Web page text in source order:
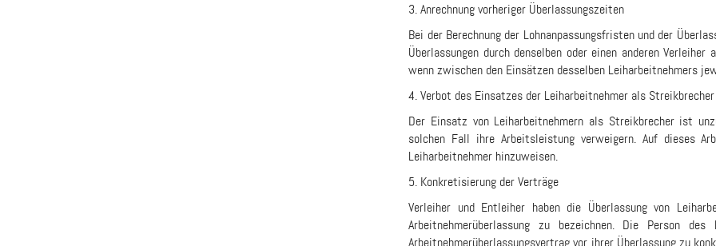
3. Anrechnung vorheriger Überlassungszeiten
Bei der Berechnung der Lohnanpassungsfristen und der
Überlassungen durch denselben oder einen anderen
wenn zwischen den Einsätzen desselben Leiharbeitnehmers
4. Verbot des Einsatzes der Leiharbeitnehmer als Streikbrecher
Der Einsatz von Leiharbeitnehmern als Streikbrecher ist
solchen Fall ihre Arbeitsleistung verweigern. Auf dieses
Leiharbeitnehmer hinzuweisen.
5. Konkretisierung der Verträge
Verleiher und Entleiher haben die Überlassung von
Arbeitnehmerüberlassung zu bezeichnen. Die Person
Arbeitnehmerüberlassungsvertrag vor ihrer Überlassung zu